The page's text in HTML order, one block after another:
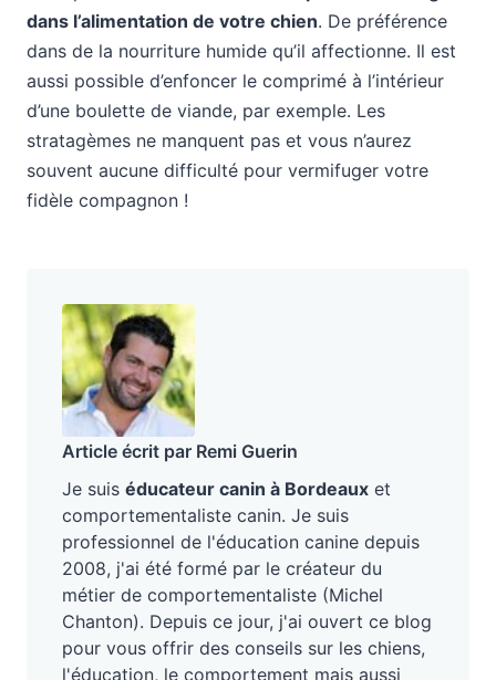
dans l’alimentation de votre chien. De préférence
dans de la nourriture humide qu’il affectionne. Il est
aussi possible d’enfoncer le comprimé à l’intérieur
d’une boulette de viande, par exemple. Les
stratagèmes ne manquent pas et vous n’aurez
souvent aucune difficulté pour vermifuger votre
fidèle compagnon !
Article écrit par Remi Guerin
Je suis éducateur canin à Bordeaux et
comportementaliste canin. Je suis
professionnel de l'éducation canine depuis
2008, j'ai été formé par le créateur du
métier de comportementaliste (Michel
Chanton). Depuis ce jour, j'ai ouvert ce blog
pour vous offrir des conseils sur les chiens,
l'éducation, le comportement mais aussi